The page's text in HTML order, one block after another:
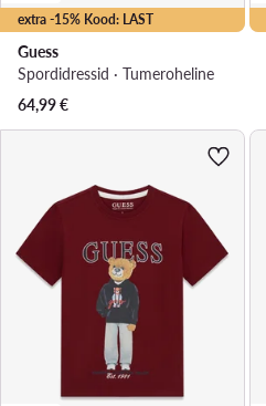
extra -15% Kood: LAST
Guess
Spordidressid · Tumeroheline
64,99€